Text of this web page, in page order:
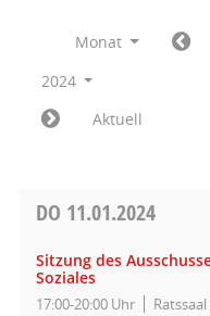
Monat
2024
Aktuell
DO 11.01.2024
Sitzung des
Soziales
17:00-20:00 Uhr